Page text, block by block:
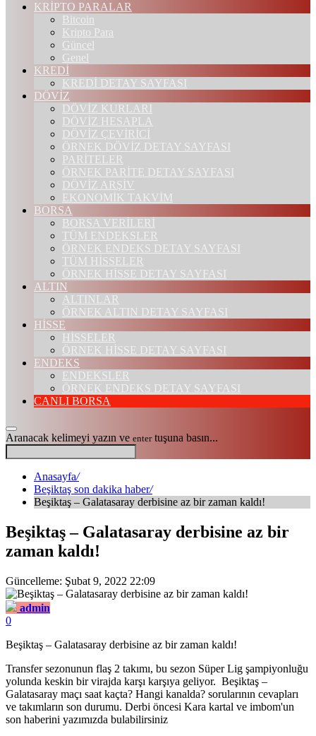
KRİPTO PARALAR
Bitcoin
Kripto Para
Güncel
Genel
KREDİ
KREDİ DETAY SAYFASI
DÖVİZ
DÖVİZ KURLARI
DÖVİZ HESAPLA
DÖVİZ ÇEVİRİCİ
ÖRNEK DÖVİZ DETAY SAYFASI
PARİTELER
ÖRNEK PARİTE DETAY SAYFASI
DÖVİZ ARŞİV
EKONOMİK TAKVİM
BORSA
BORSA VERİLERİ
TÜM ENDEKSLER
ÖRNEK ENDEKS DETAY SAYFASI
TÜM HİSSELER
ÖRNEK HİSSE DETAY SAYFASI
ALTIN
ALTINLAR
ÖRNEK ALTIN DETAY SAYFASI
HİSSE
HİSSELER
ÖRNEK HİSSE DETAY SAYFASI
ENDEKS
ENDEKSLER
ÖRNEK ENDEKS DETAY SAYFASI
CANLI BORSA
Aranacak kelimeyi yazın ve entertuşuna basın...
Anasayfa/
Beşiktaş son dakika haber/
Beşiktaş – Galatasaray derbisine az bir zaman kaldı!
Beşiktaş – Galatasaray derbisine az bir
zaman kaldı!
Güncelleme: Şubat 9, 2022 22:09
admin
0
Beşiktaş – Galatasaray derbisine az bir zaman kaldı!
Transfer sezonunun flaş 2 takımı, bu sezon Süper Lig şampiyonluğu
yolunda keskin bir virajda karşı karşıya geliyor. Beşiktaş –
Galatasaray maçı saat kaçta? Hangi kanalda? sorularının cevapları
ve takımların son durumu. Derbi öncesi Kara kartal ve imbom'un
son haberini yazımızda bulabilirsiniz